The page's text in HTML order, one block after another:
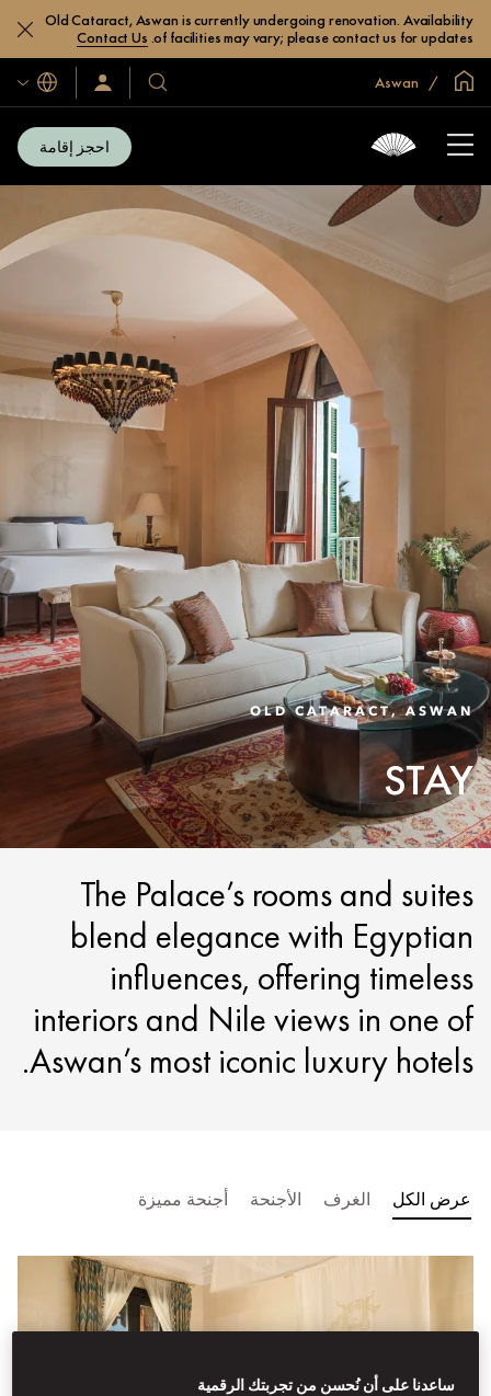
Old Cataract, Aswan is currently undergoing renovation. Availability
of facilities may vary; please contact us for updates.
Contact Us
الصفحة الرئيسية العالمية
فنادقنا
ومنتجعاتنا
سجّل
الدخول/
اللغات
احجز إقامة
OLD CATARACT, ASWAN
STAY
The Palace’s rooms and suites
blend elegance with Egyptian
influences, offering timeless
interiors and Nile views in one of
Aswan’s most iconic luxury hotels.
عرض الكل الغرف الأجنحة أجنحة مميزة
ساعدنا على أن نُحسن من تجربتك الرقمية